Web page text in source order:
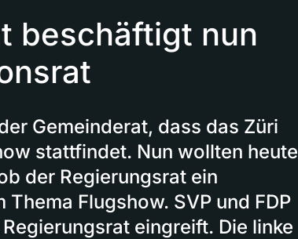
beschäftigt nun
Gemeinderat, dass das Züri
stattfindet. Nun wollten heute
der Regierungsrat ein
Flugshow. SVP und FDP
eingreift. Die linke